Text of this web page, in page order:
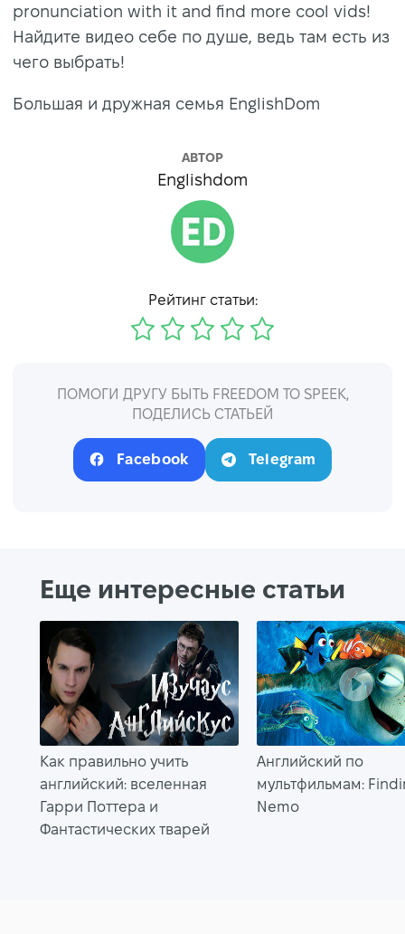
pronunciation with it and find more cool vids!
Найдите видео себе по душе, ведь там есть из
чего выбрать!
Большая и дружная семья EnglishDom
АВТОР
Englishdom
Рейтинг статьи:
ПОМОГИ ДРУГУ БЫТЬ FREEDOM TO SPEEK,
ПОДЕЛИСЬ СТАТЬЕЙ
Facebook Telegram
Еще интересные статьи
Как правильно учить
английский: вселенная
Гарри Поттера и
Фантастических тварей
Английский по
мультфильмам:
Nemo